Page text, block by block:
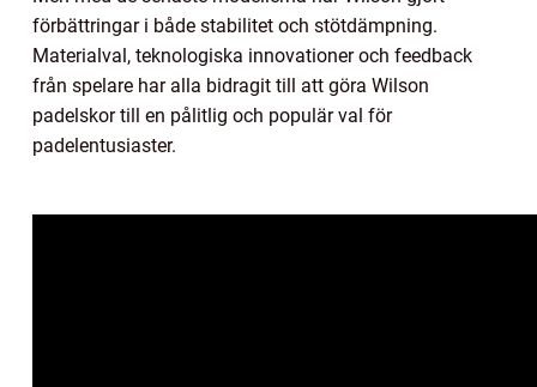
förbättringar i både stabilitet och stötdämpning.
Materialval, teknologiska innovationer och feedback
från spelare har alla bidragit till att göra Wilson
padelskor till en pålitlig och populär val för
padelentusiaster.